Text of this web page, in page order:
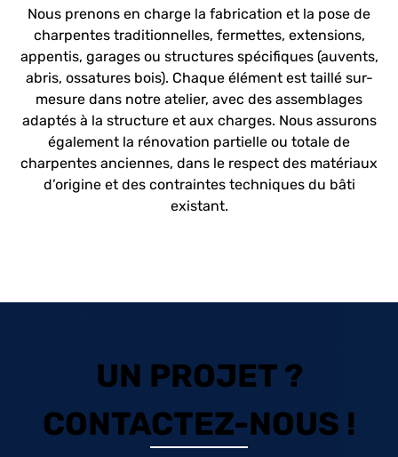
Nous prenons en charge la fabrication et la pose de
charpentes traditionnelles, fermettes, extensions,
appentis, garages ou structures spécifiques (auvents,
abris, ossatures bois). Chaque élément est taillé sur-
mesure dans notre atelier, avec des assemblages
adaptés à la structure et aux charges. Nous assurons
également la rénovation partielle ou totale de
charpentes anciennes, dans le respect des matériaux
d’origine et des contraintes techniques du bâti
existant.
UN PROJET ?
CONTACTEZ-NOUS !